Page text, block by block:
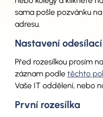
sama pošle pozvánku
adresu.
Nastavení
Před rozesílkou prosím
záznam podle těchto
Vaše IT oddělení, nebo
První rozesílka